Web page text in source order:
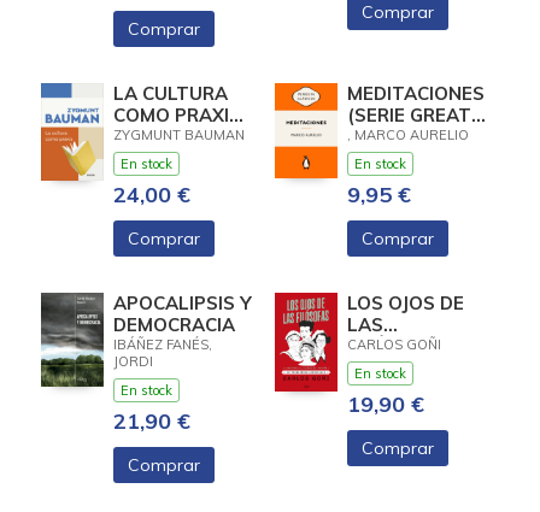
Comprar
Comprar
LA CULTURA
COMO PRAXIS
NP
ZYGMUNT BAUMAN
En stock
24,00 €
Comprar
MEDITACIONES
(SERIE GREAT
IDEAS)
, MARCO AURELIO
En stock
9,95 €
Comprar
APOCALIPSIS Y
DEMOCRACIA
IBÁÑEZ FANÉS,
JORDI
En stock
21,90 €
Comprar
LOS OJOS DE
LAS
FILÓSOFAS
CARLOS GOÑI
En stock
19,90 €
Comprar